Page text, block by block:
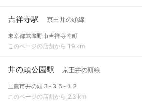
吉祥寺駅 京王井の頭線
東京都武蔵野市吉祥寺南町
このページの店舗から 1.9 km
井の頭公園駅 京王井の頭線
三鷹市井の頭３-３５-１２
このページの店舗から 2.3 km